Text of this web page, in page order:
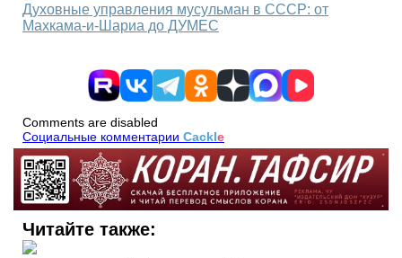
Духовные управления мусульман в СССР: от
Махкама-и-Шариа до ДУМЕС
Comments are disabled
Социальные комментарии Cackle
Читайте также: